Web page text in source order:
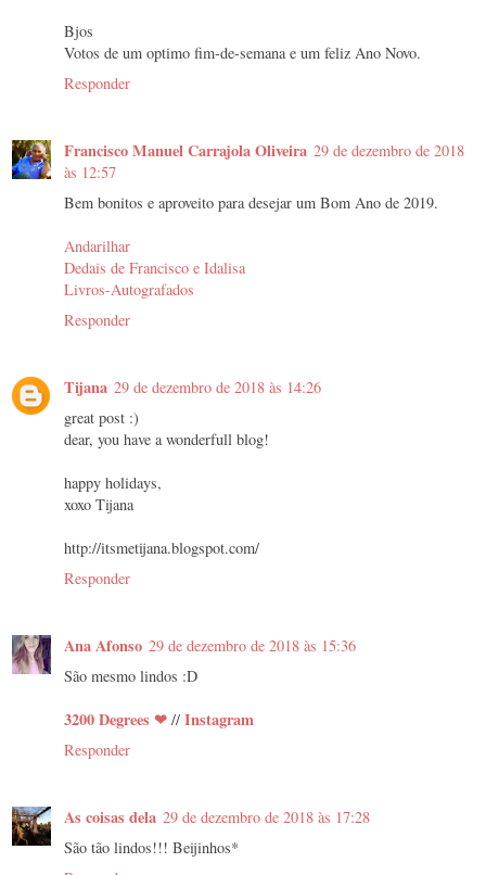
Bjos
Votos de um optimo fim-de-semana e um feliz Ano Novo.
Responder
Francisco Manuel Carrajola Oliveira 29 de dezembro de 2018
às 12:57
Bem bonitos e aproveito para desejar um Bom Ano de 2019.
Andarilhar
Dedais de Francisco e Idalisa
Livros-Autografados
Responder
Tijana 29 de dezembro de 2018 às 14:26
great post :)
dear, you have a wonderfull blog!
happy holidays,
xoxo Tijana
http://itsmetijana.blogspot.com/
Responder
Ana Afonso 29 de dezembro de 2018 às 15:36
São mesmo lindos :D
3200 Degrees ❤ // Instagram
Responder
As coisas dela 29 de dezembro de 2018 às 17:28
São tão lindos!!! Beijinhos*